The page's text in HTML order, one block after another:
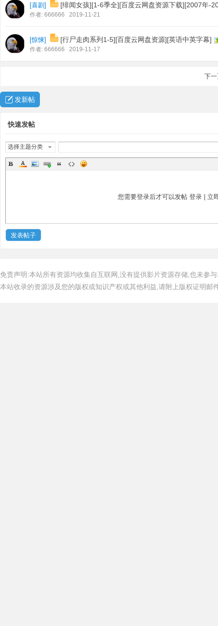
[喜剧 ] [绯闻女孩][1-6季全][百度云网盘资源下载][2007年-
作者: 666666 2019-11-21
[惊悚] [行尸走肉系列1-5][百度云网盘资源][英语中英字幕]
作者: 666666 2019-11-17
下
发新帖
快速发帖
选择主题分类
您需要登录后才可以发帖 登录 立
发表帖子
免责声明:本站所有资源均收集自互联网,没有提供影片资源存储,也未参
本站收录的资源涉及您的版权或知识产权或其他利益,请附上版权证明